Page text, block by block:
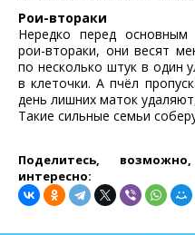
Рои-втораки
Нередко перед
рои-втораки, они весят
по несколько штук в один
в клеточки. А пчёл
день лишних маток
Такие сильные семьи
Поделитесь,
интересно: